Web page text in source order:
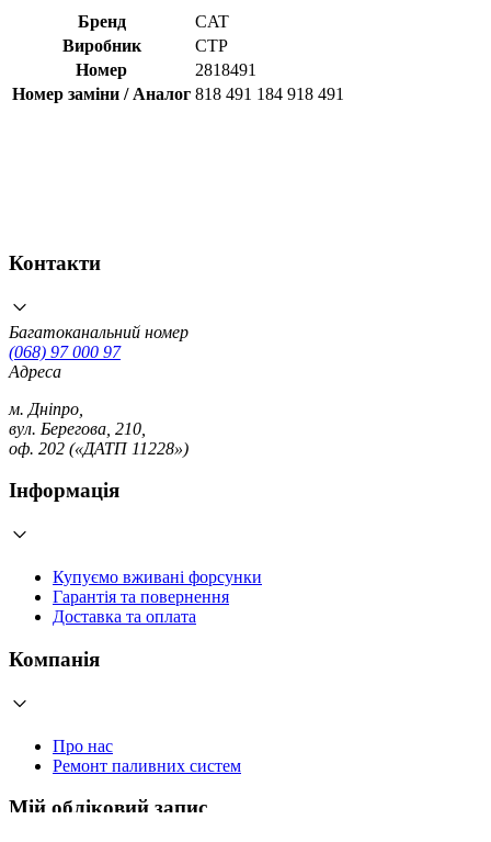
Бренд
CAT
Виробник
CTP
Номер
2818491
Номер заміни / Аналог 818 491 184 918 491
Контакти
Багатоканальний номер
(068) 97 000 97
Адреса
м. Дніпро,
вул. Берегова, 210,
оф. 202 («ДАТП 11228»)
Інформація
Купуємо вживані форсунки
Гарантія та повернення
Доставка та оплата
Компанія
Про нас
Ремонт паливних систем
Мій обліковий запис